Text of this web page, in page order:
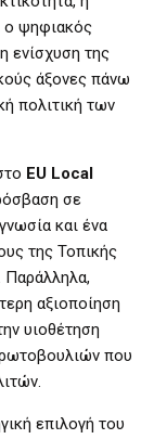
ο ψηφιακός
ενίσχυση της
άξονες πάνω
πολιτική των
EU Local
σε
και ένα
της Τοπικής
Παράλληλα,
αξιοποίηση
υιοθέτηση
που
επιλογή του